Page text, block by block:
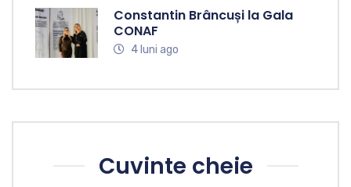
Constantin Brâncuși la Gala
CONAF
4 luni ago
Cuvinte cheie